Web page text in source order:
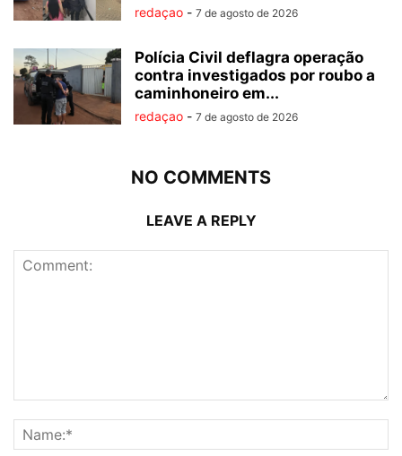
redaçao - 7 de agosto de 2026
Polícia Civil deflagra operação
contra investigados por roubo a
caminhoneiro em...
redaçao - 7 de agosto de 2026
NO COMMENTS
LEAVE A REPLY